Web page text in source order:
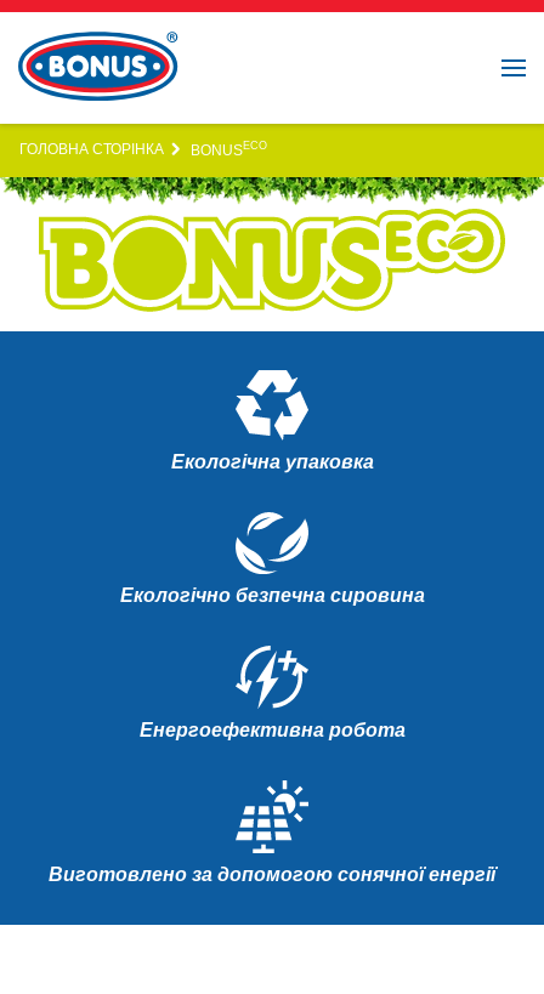
ГОЛОВНА СТОРІНКА BONUSECO
Екологічна упаковка
Екологічно безпечна сировина
Енергоефективна робота
Виготовлено за допомогою сонячної енергії